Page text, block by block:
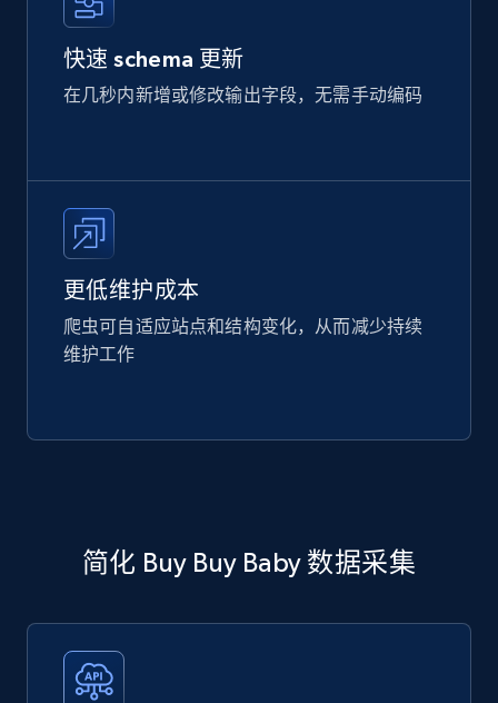
快速 schema 更新
在几秒内新增或修改输出字段，无需手动编码
更低维护成本
爬虫可自适应站点和结构变化，从而减少持续
维护工作
简化 Buy Buy Baby 数据采集